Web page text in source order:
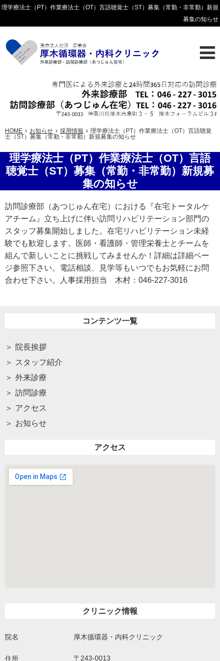
理学療法士（PT）作業療法士（OT）言語聴覚士（ST）募集（常勤・非常勤）新規
募集の知らせ
HOME お知らせ 採用情報
理学療法士（PT）作業療法士（OT）言語聴覚
士（ST）募集（常勤・非常勤）新規募集の知らせ
理学療法士（PT）作業療法士（OT）言語
聴覚士（ST）募集（常勤・非常勤）新規募
集の知らせ
訪問診療部（あつじゅん在宅）における『在宅トータルケ
アチーム』立ち上げに伴い訪問リハビリテーション部門の
スタッフ募集開始しました。在宅リハビリテーション未経
験でも歓迎します。医師・看護師・管理栄養士とチームを
組んで新しいことに挑戦してみませんか！詳細は詳細ペー
ジ参照下さい。電話相談、見学等もいつでもお気軽にお問
合わせ下さい。人事採用担当 木村：046-227-3016
コンテンツ一覧
院長挨拶
スタッフ紹介
外来診療
訪問診療
アクセス
お知らせ
アクセス
クリニック情報
院名 厚木循環器・内科クリニック
住所 〒243-0013